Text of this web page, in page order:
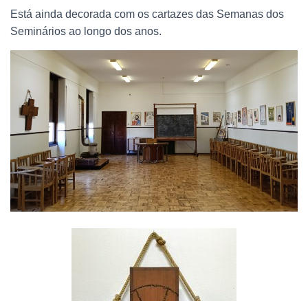
Está ainda decorada com os cartazes das Semanas dos
Seminários ao longo dos anos.